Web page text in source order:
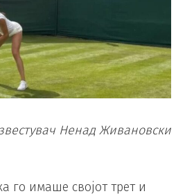
Ненад Живановски
го имаше својот трет и